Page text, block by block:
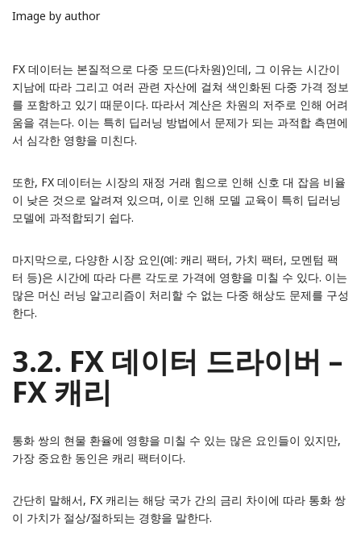
Image by author
FX 데이터는 본질적으로 다중 모드(다차원)인데, 그 이유는 시간이
지남에 따라 그리고 여러 관련 자산에 걸쳐 색인화된 다중 가격 정보
를 포함하고 있기 때문이다. 따라서 계산은 차원의 저주로 인해 어려
움을 겪는다. 이는 특히 딥러닝 방법에서 문제가 되는 과적합 측면에
서 심각한 영향을 미친다.
또한, FX 데이터는 시장의 재정 거래 힘으로 인해 신호 대 잡음 비율
이 낮은 것으로 알려져 있으며, 이로 인해 모델 교육이 특히 딥러닝
모델에 과적합되기 쉽다.
마지막으로, 다양한 시장 요인(예: 캐리 팩터, 가치 팩터, 모멘텀 팩
터 등)은 시간에 따라 다른 각도로 가격에 영향을 미칠 수 있다. 이는
많은 머신 러닝 알고리즘이 처리할 수 없는 다중 해상도 문제를 구성
한다.
3.2. FX 데이터 드라이버 –
FX 캐리
통화 쌍의 현물 환율에 영향을 미칠 수 있는 많은 요인들이 있지만,
가장 중요한 동인은 캐리 팩터이다.
간단히 말해서, FX 캐리는 해당 국가 간의 금리 차이에 따라 통화 쌍
이 가치가 절상/절하되는 경향을 말한다.